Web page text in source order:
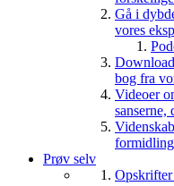
Gå i
vores
bog fra
Videoer
sanserne,
Prøv selv
Opskrifter